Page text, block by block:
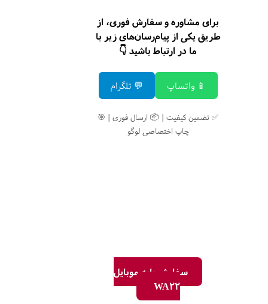
برای مشاوره و سفارش فوری، از
طریق یکی از پیام‌رسان‌های زیر با
ما در ارتباط باشید 👇
📱 واتساپ 💬 تلگرام
✅ تضمین کیفیت | 📦 ارسال فوری | 🎯
چاپ اختصاصی لوگو
سفارش پایه موبایل
WA22